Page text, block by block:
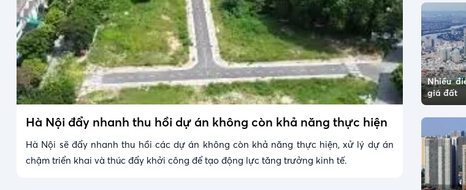
Hà Nội đẩy nhanh thu hồi dự án không còn khả năng thực hiện
Hà Nội sẽ đẩy nhanh thu hồi các dự án không còn khả năng thực hiện, xử lý dự án
chậm triển khai và thúc đẩy khởi công để tạo động lực tăng trưởng kinh tế.
Nhiều
giá đất